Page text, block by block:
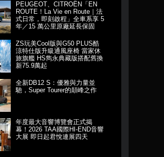
PEUGEOT、CITROËN「EN
ROUTE！La Vie en Route｜法
式日常，即刻啟程」全車系享 5
年／15 萬公里原廠延長保固
ZS玩美Cool版與G50 PLUS酷
涼特仕版升級通風座椅 當家休
旅旗艦 HS雋永典藏版搭配舊換
新75.9萬起
全新DB12 S：優雅與力量並
馳，Super Tourer的顛峰之作
年度最大音響博覽會正式揭
幕！2026 TAA國際HI-END音響
大展 即日起君悅連展四天